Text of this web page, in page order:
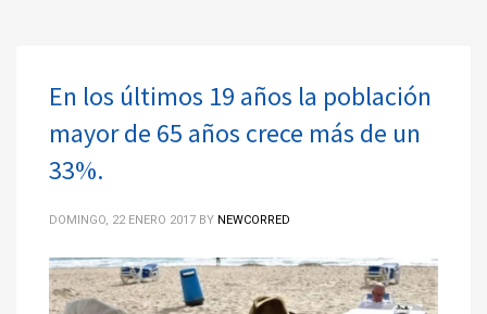
En los últimos 19 años la población
mayor de 65 años crece más de un
33%.
DOMINGO, 22 ENERO 2017 BY NEWCORRED